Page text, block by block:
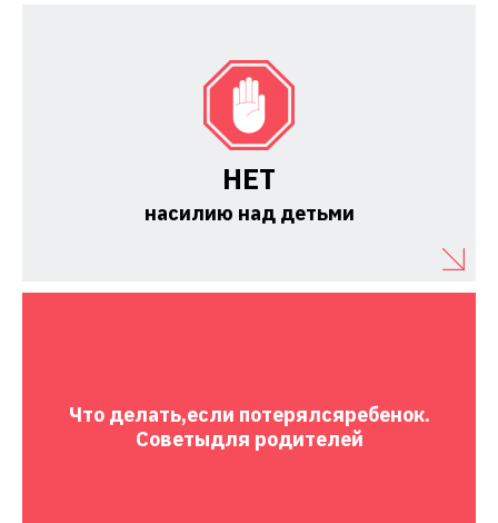
НЕТ
насилию над детьми
Что делать,если потерялсяребенок.
Советыдля родителей